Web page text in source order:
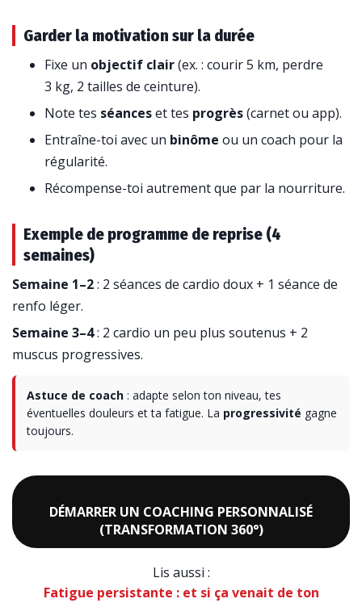
Garder la motivation sur la durée
Fixe un objectif clair(ex. : courir 5 km, perdre
3 kg, 2 tailles de ceinture).
Note tes séanceset tes progrès(carnet ou app).
Entraîne-toi avec un binôme ou un coach pour la
régularité.
Récompense-toi autrement que par la nourriture.
Exemple de programme de reprise (4
semaines)
Semaine 1–2: 2 séances de cardio doux + 1 séance de
renfo léger.
Semaine 3–4: 2 cardio un peu plus soutenus + 2
muscus progressives.
Astuce de coach : adapte selon ton niveau, tes
éventuelles douleurs et ta fatigue. La progressivité gagne
toujours.
DÉMARRER UN COACHING PERSONNALISÉ
(TRANSFORMATION 360°)
Lis aussi :
Fatigue persistante : et si ça venait de ton